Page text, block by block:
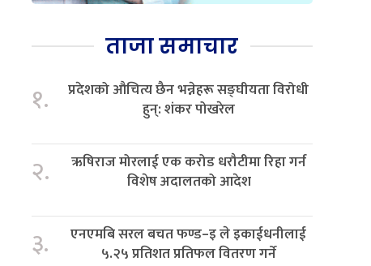
ताजा समाचार
१.
प्रदेशको औचित्य छैन भन्नेहरू सङ्घीयता विरोधी
हुन्: शंकर पोखरेल
२.
ऋषिराज मोरलाई एक करोड धरौटीमा रिहा गर्न
विशेष अदालतको आदेश
३.
एनएमबि सरल बचत फण्ड–इ ले इकाईधनीलाई
५.२५ प्रतिशत प्रतिफल वितरण गर्ने